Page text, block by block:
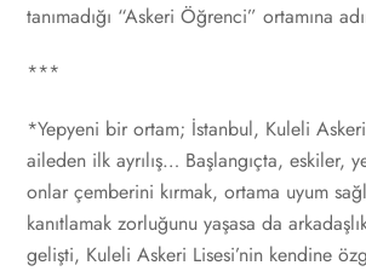
tanımadığı “Askeri Öğrenci” ortamına
***
*Yepyeni bir ortam; İstanbul, Kuleli Askeri
aileden ilk ayrılış… Başlangıçta, eskiler,
onlar çemberini kırmak, ortama uyum
kanıtlamak zorluğunu yaşasa da
gelişti, Kuleli Askeri Lisesi’nin kendine